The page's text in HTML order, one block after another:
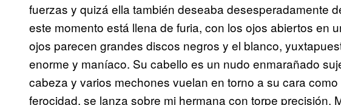
fuerzas y quizá ella también deseaba desesperadamente
este momento está llena de furia, con los ojos abiertos en
ojos parecen grandes discos negros y el blanco,
enorme y maníaco. Su cabello es un nudo enmarañado
cabeza y varios mechones vuelan en torno a su cara
ferocidad, se lanza sobre mi hermana con torpe precisión.